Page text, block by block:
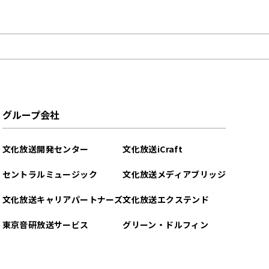
グループ会社
文化放送開発センター
セントラルミュージック
文化放送キャリアパートナーズ
東京音研放送サービス
文化放送iCraft
文化放送メディアブリッジ
文化放送エクステンド
グリーン・ドルフィン